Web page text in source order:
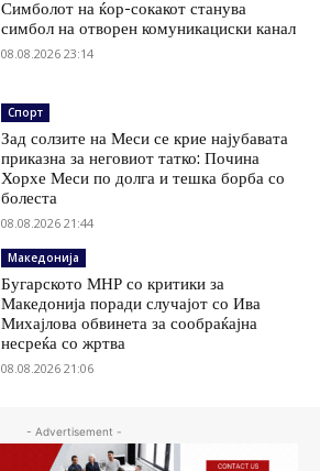
Симболот на ќор-сокакот станува
симбол на отворен комуникациски канал
08.08.2026 23:14
Спорт
Зад солзите на Меси се крие најубавата
приказна за неговиот татко: Почина
Хорхе Меси по долга и тешка борба со
болеста
08.08.2026 21:44
Македонија
Бугарското МНР со критики за
Македонија поради случајот со Ива
Михајлова обвинета за сообраќајна
несреќа со жртва
08.08.2026 21:06
- Advertisement -